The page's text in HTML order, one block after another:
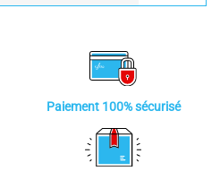
Paiement 100% sécurisé